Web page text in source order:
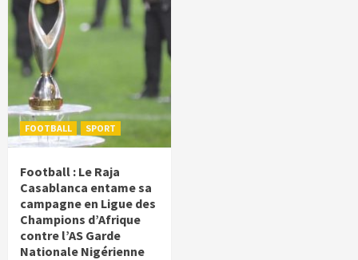
FOOTBALL SPORT
Football : Le Raja
Casablanca entame sa
campagne en Ligue des
Champions d’Afrique
contre l’AS Garde
Nationale Nigérienne